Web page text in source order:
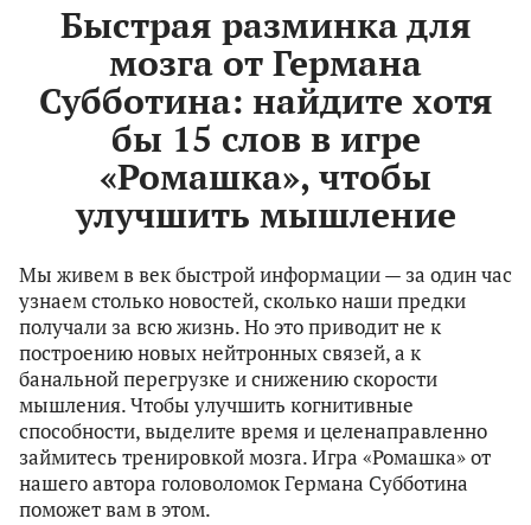
Быстрая разминка для
мозга от Германа
Субботина: найдите хотя
бы 15 слов в игре
«Ромашка», чтобы
улучшить мышление
Мы живем в век быстрой информации — за один час
узнаем столько новостей, сколько наши предки
получали за всю жизнь. Но это приводит не к
построению новых нейтронных связей, а к
банальной перегрузке и снижению скорости
мышления. Чтобы улучшить когнитивные
способности, выделите время и целенаправленно
займитесь тренировкой мозга. Игра «Ромашка» от
нашего автора головоломок Германа Субботина
поможет вам в этом.